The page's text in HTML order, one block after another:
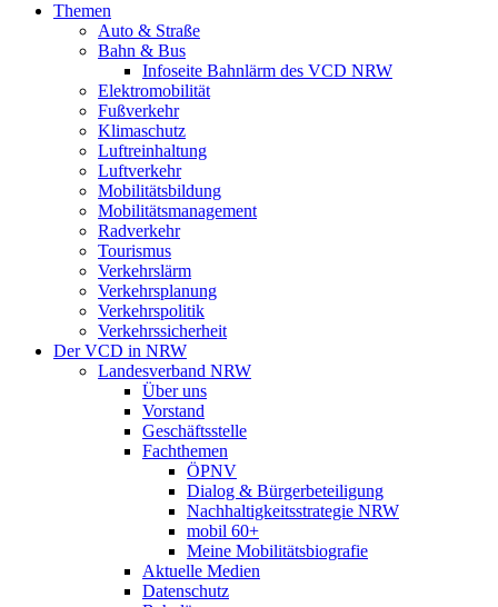
Themen
Auto & Straße
Bahn & Bus
Infoseite Bahnlärm des VCD NRW
Elektromobilität
Fußverkehr
Klimaschutz
Luftreinhaltung
Luftverkehr
Mobilitätsbildung
Mobilitätsmanagement
Radverkehr
Tourismus
Verkehrslärm
Verkehrsplanung
Verkehrspolitik
Verkehrssicherheit
Der VCD in NRW
Landesverband NRW
Über uns
Vorstand
Geschäftsstelle
Fachthemen
ÖPNV
Dialog & Bürgerbeteiligung
Nachhaltigkeitsstrategie NRW
mobil 60+
Meine Mobilitätsbiografie
Aktuelle Medien
Datenschutz